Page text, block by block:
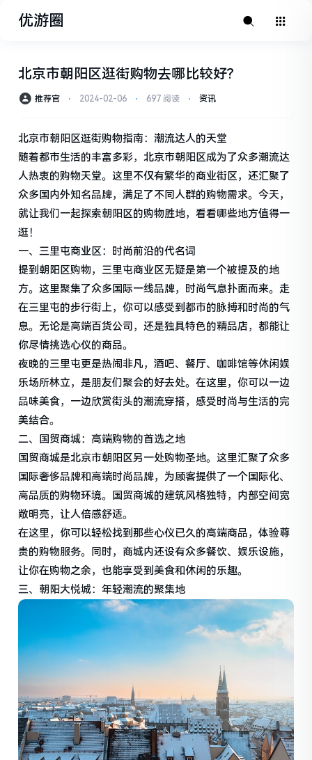
优游圈
北京市朝阳区逛街购物去哪比较好?
推荐官 ⋅ 2024-02-06 ⋅ 697 阅读 ⋅ 资讯
北京市朝阳区逛街购物指南：潮流达人的天堂
随着都市生活的丰富多彩，北京市朝阳区成为了众多潮流达
人热衷的购物天堂。这里不仅有繁华的商业街区，还汇聚了
众多国内外知名品牌，满足了不同人群的购物需求。今天，
就让我们一起探索朝阳区的购物胜地，看看哪些地方值得一
逛！
一、三里屯商业区：时尚前沿的代名词
提到朝阳区购物，三里屯商业区无疑是第一个被提及的地
方。这里聚集了众多国际一线品牌，时尚气息扑面而来。走
在三里屯的步行街上，你可以感受到都市的脉搏和时尚的气
息。无论是高端百货公司，还是独具特色的精品店，都能让
你尽情挑选心仪的商品。
夜晚的三里屯更是热闹非凡，酒吧、餐厅、咖啡馆等休闲娱
乐场所林立，是朋友们聚会的好去处。在这里，你可以一边
品味美食，一边欣赏街头的潮流穿搭，感受时尚与生活的完
美结合。
二、国贸商城：高端购物的首选之地
国贸商城是北京市朝阳区另一处购物圣地。这里汇聚了众多
国际奢侈品牌和高端时尚品牌，为顾客提供了一个国际化、
高品质的购物环境。国贸商城的建筑风格独特，内部空间宽
敞明亮，让人倍感舒适。
在这里，你可以轻松找到那些心仪已久的高端商品，体验尊
贵的购物服务。同时，商城内还设有众多餐饮、娱乐设施，
让你在购物之余，也能享受到美食和休闲的乐趣。
三、朝阳大悦城：年轻潮流的聚集地